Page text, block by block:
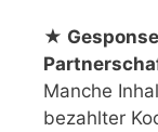
★
Manche
bezahlter